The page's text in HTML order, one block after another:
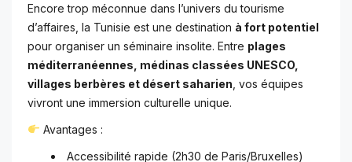
Encore trop méconnue dans l’univers du tourisme
d’affaires, la Tunisie est une destination à fort potentiel
pour organiser un séminaire insolite. Entre plages
méditerranéennes, médinas classées UNESCO,
villages berbères et désert saharien , vos équipes
vivront une immersion culturelle unique.
Avantages :
Accessibilité rapide (2h30 de Paris/Bruxelles)